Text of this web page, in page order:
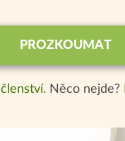
PROZKOUMAT
Něco nejde?